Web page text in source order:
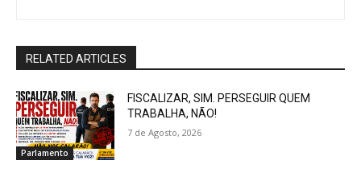
RELATED ARTICLES
Parlamento
FISCALIZAR, SIM. PERSEGUIR QUEM
TRABALHA, NÃO!
7 de Agosto, 2026